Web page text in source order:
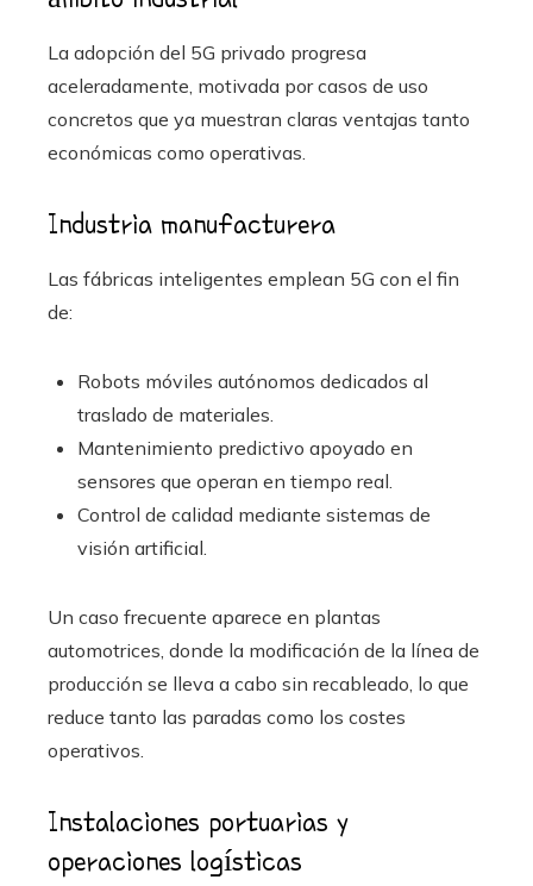
La adopción del 5G privado progresa
aceleradamente, motivada por casos de uso
concretos que ya muestran claras ventajas tanto
económicas como operativas.
Industria manufacturera
Las fábricas inteligentes emplean 5G con el fin
de:
Robots móviles autónomos dedicados al
traslado de materiales.
Mantenimiento predictivo apoyado en
sensores que operan en tiempo real.
Control de calidad mediante sistemas de
visión artificial.
Un caso frecuente aparece en plantas
automotrices, donde la modificación de la línea de
producción se lleva a cabo sin recableado, lo que
reduce tanto las paradas como los costes
operativos.
Instalaciones portuarias y
operaciones logísticas